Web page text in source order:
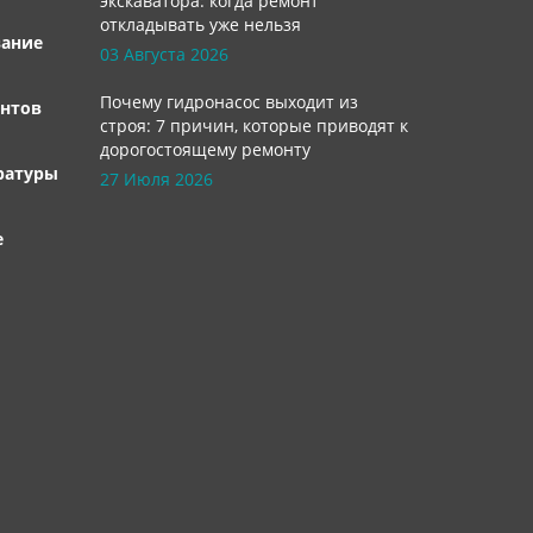
откладывать уже нельзя
03 Августа 2026
Почему гидронасос выходит из
строя: 7 причин, которые приводят к
дорогостоящему ремонту
27 Июля 2026